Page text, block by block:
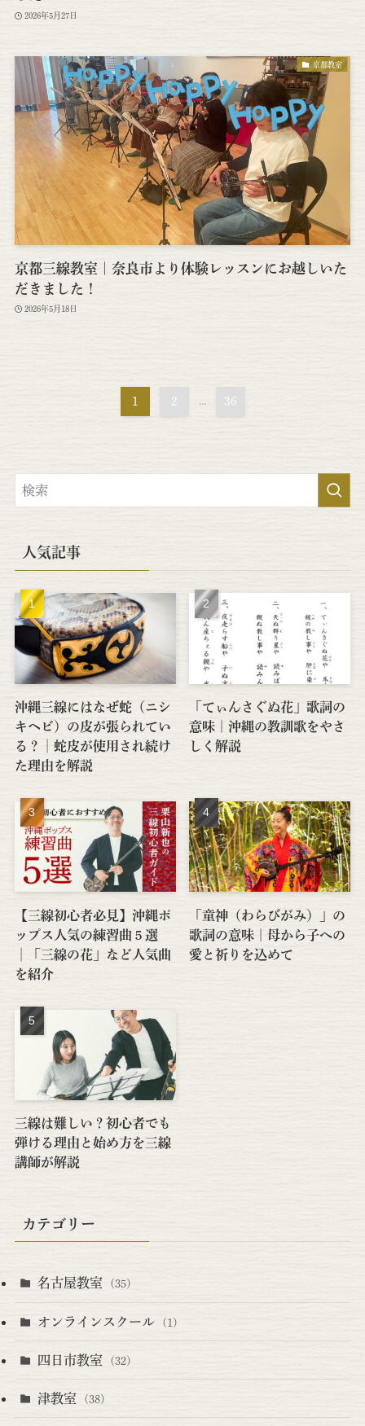
2026年5月27日
京都教室
京都三線教室｜奈良市より体験レッスンにお越しいた
だきました！
2026年5月18日
1 2 ... 36
人気記事
沖縄三線にはなぜ蛇（ニシ
キヘビ）の皮が張られてい
る？│蛇皮が使用され続け
た理由を解説
「てぃんさぐぬ花」歌詞の
意味｜沖縄の教訓歌をやさ
しく解説
【三線初心者必見】沖縄ポ
ップス人気の練習曲５選
│「三線の花」など人気曲
を紹介
「童神（わらびがみ）」の
歌詞の意味｜母から子への
愛と祈りを込めて
三線は難しい？初心者でも
弾ける理由と始め方を三線
講師が解説
カテゴリー
名古屋教室 (35)
オンラインスクール (1)
四日市教室 (32)
津教室 (38)